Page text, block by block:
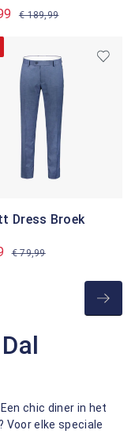
€ 189,99
Dress Broek
€ 79,99
chic diner in het
Voor elke speciale